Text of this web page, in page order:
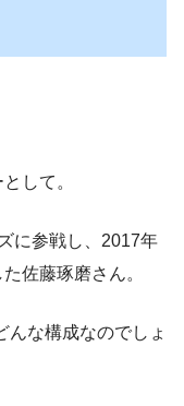
して。
に参戦し、2017年
佐藤琢磨さん。
んな構成なのでしょ